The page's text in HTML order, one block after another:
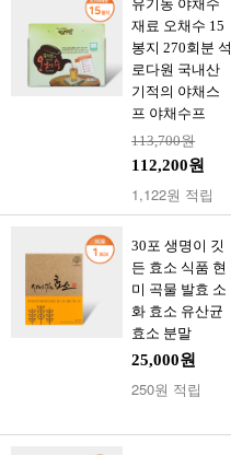
유기농 야채수
재료 오채수 15
봉지 270회분 석
로다원 국내산
기적의 야채스
프 야채수프
113,700원
112,200원
1,122원 적립
30포 생명이 깃
든 효소 식품 현
미 곡물 발효 소
화 효소 유산균
효소 분말
25,000원
250원 적립